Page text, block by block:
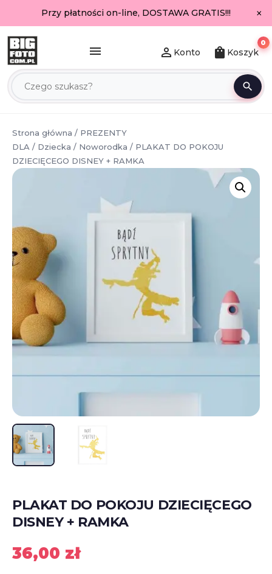
Przy płatności on-line, DOSTAWA GRATIS!!! ×
menu
search
person_outline Konto shopping_bag Koszyk
0
Strona główna / PREZENTY
DLA / Dziecka / Noworodka / PLAKAT DO POKOJU
DZIECIĘCEGO DISNEY + RAMKA
PLAKAT DO POKOJU DZIECIĘCEGO
DISNEY + RAMKA
36,00 zł